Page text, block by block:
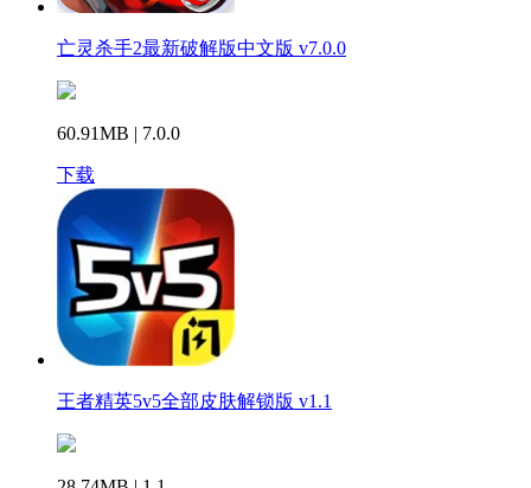
亡灵杀手2最新破解版中文版 v7.0.0
60.91MB | 7.0.0
下载
王者精英5v5全部皮肤解锁版 v1.1